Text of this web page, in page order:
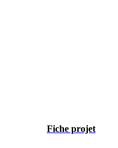
Fiche projet